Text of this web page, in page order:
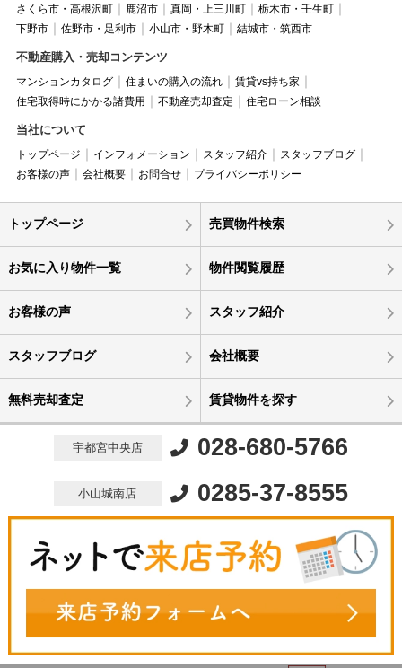
さくら市・高根沢町
鹿沼市 真岡・上三川町
栃木市・壬生町
下野市
佐野市・足利市 小山市・野木町 結城市・筑西市
不動産購入・売却コンテンツ
マンションカタログ 住まいの購入の流れ
賃貸vs持ち家
住宅取得時にかかる諸費用
不動産売却査定 住宅ローン相談
当社について
トップページ インフォメーション スタッフ紹介
スタッフブログ
お客様の声
会社概要 お問合せ プライバシーポリシー
トップページ 売買物件検索
お気に入り物件一覧 物件閲覧履歴
お客様の声 スタッフ紹介
スタッフブログ 会社概要
無料売却査定 賃貸物件を探す
宇都宮中央店 028-680-5766
小山城南店 0285-37-8555